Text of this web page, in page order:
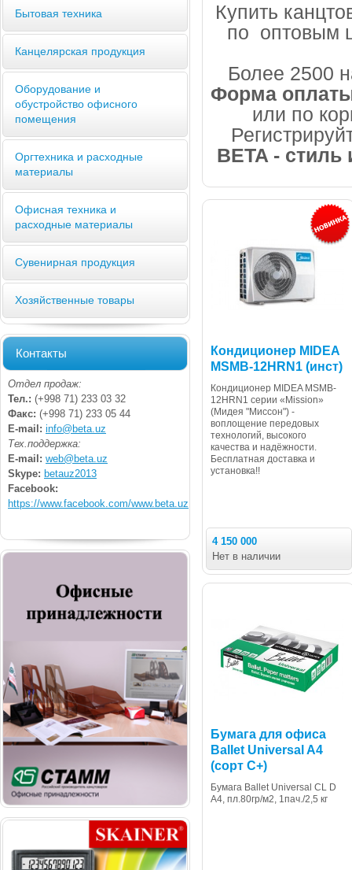
Бытовая техника
Канцелярская продукция
Оборудование и
обустройство офисного
помещения
Оргтехника и расходные
материалы
Офисная техника и
расходные материалы
Сувенирная продукция
Хозяйственные товары
Контакты
Отдел продаж:
Тел.: (+998 71) 233 03 32
Факс: (+998 71) 233 05 44
E-mail: info@beta.uz
Тех.поддержка:
E-mail: web@beta.uz
Skype: betauz2013
Facebook:
https://www.facebook.com/www.beta.uz
Купить
по оптовым
Более 2500
Форма
или по
BETA -
Кондиционер MIDEA
MSMB-12HRN1 (инст)
Кондиционер MIDEA MSMB-
12HRN1 серии «Mission»
(Мидея "Миссон") -
воплощение передовых
технологий, высокого
качества и надёжности.
Бесплатная доставка и
установка!!
4 150 000
Нет в наличии
Бумага для офиса
Ballet Universal A4
(сорт C+)
Бумага Ballet Universal CL D
A4, пл.80гр/м2, 1пач./2,5 кг